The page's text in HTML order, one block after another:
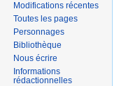
Modifications récentes
Toutes les pages
Personnages
Bibliothèque
Nous écrire
Informations
rédactionnelles